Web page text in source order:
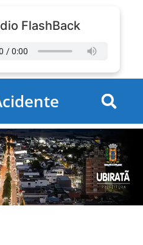
FlashBack